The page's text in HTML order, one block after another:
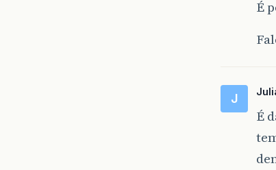
É
J
É